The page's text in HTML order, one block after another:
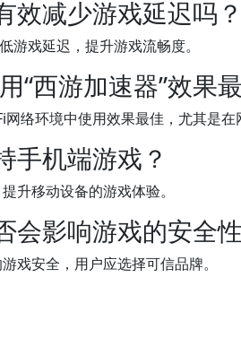
效减少游戏延迟吗？
游戏延迟，提升游戏流畅度。
“西游加速器”效果
络环境中使用效果最佳，尤其是在
手机端游戏？
升移动设备的游戏体验。
会影响游戏的安全
戏安全，用户应选择可信品牌。